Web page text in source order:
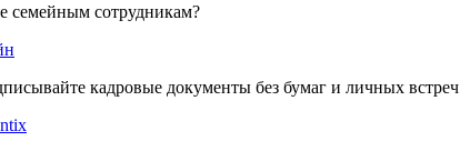
семейным сотрудникам?
кадровые документы без бумаг и личных встреч